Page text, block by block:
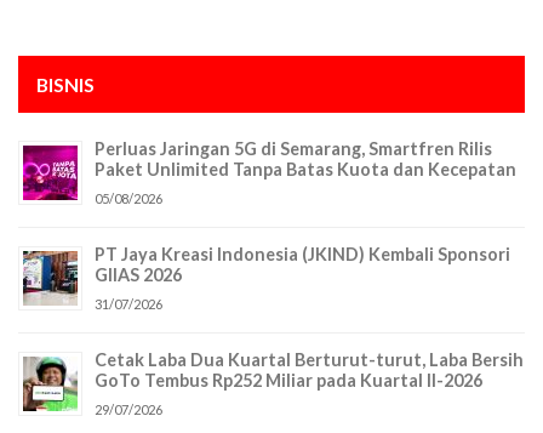
BISNIS
Perluas Jaringan 5G di Semarang, Smartfren Rilis
Paket Unlimited Tanpa Batas Kuota dan Kecepatan
05/08/2026
PT Jaya Kreasi Indonesia (JKIND) Kembali Sponsori
GIIAS 2026
31/07/2026
Cetak Laba Dua Kuartal Berturut-turut, Laba Bersih
GoTo Tembus Rp252 Miliar pada Kuartal II-2026
29/07/2026